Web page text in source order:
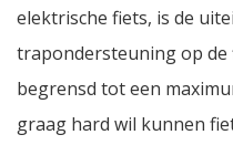
elektrische fiets, is de
trapondersteuning op de
begrensd tot een
graag hard wil kunnen